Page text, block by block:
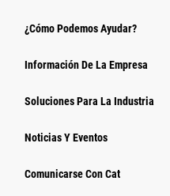
¿Cómo Podemos Ayudar?
Información De La Empresa
Soluciones Para La Industria
Noticias Y Eventos
Comunicarse Con Cat